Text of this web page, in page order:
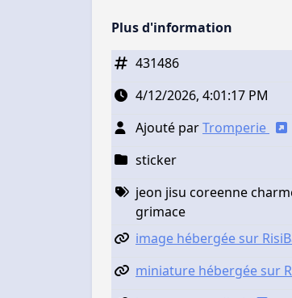
Plus d'information
431486
4/12/2026, 4:01:17 PM
Ajouté parTromperie
sticker
jeon jisu coreenne
grimace
image hébergée sur
miniature hébergée sur